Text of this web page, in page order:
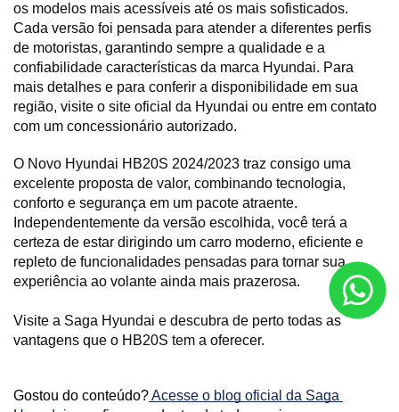
os modelos mais acessíveis até os mais sofisticados.
Cada versão foi pensada para atender a diferentes perfis
de motoristas, garantindo sempre a qualidade e a
confiabilidade características da marca Hyundai. Para
mais detalhes e para conferir a disponibilidade em sua
região, visite o site oficial da Hyundai ou entre em contato
com um concessionário autorizado.
O Novo Hyundai HB20S 2024/2023 traz consigo uma
excelente proposta de valor, combinando tecnologia,
conforto e segurança em um pacote atraente.
Independentemente da versão escolhida, você terá a
certeza de estar dirigindo um carro moderno, eficiente e
repleto de funcionalidades pensadas para tornar sua
experiência ao volante ainda mais prazerosa.
Visite a Saga Hyundai e descubra de perto todas as
vantagens que o HB20S tem a oferecer.
Gostou do conteúdo? Acesse o blog oficial da Saga